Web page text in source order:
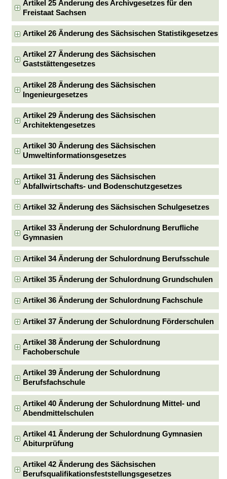
Artikel 25 Änderung des Archivgesetzes für den
Freistaat Sachsen
Artikel 26 Änderung des Sächsischen Statistikgesetzes
Artikel 27 Änderung des Sächsischen
Gaststättengesetzes
Artikel 28 Änderung des Sächsischen
Ingenieurgesetzes
Artikel 29 Änderung des Sächsischen
Architektengesetzes
Artikel 30 Änderung des Sächsischen
Umweltinformationsgesetzes
Artikel 31 Änderung des Sächsischen
Abfallwirtschafts- und Bodenschutzgesetzes
Artikel 32 Änderung des Sächsischen Schulgesetzes
Artikel 33 Änderung der Schulordnung Berufliche
Gymnasien
Artikel 34 Änderung der Schulordnung Berufsschule
Artikel 35 Änderung der Schulordnung Grundschulen
Artikel 36 Änderung der Schulordnung Fachschule
Artikel 37 Änderung der Schulordnung Förderschulen
Artikel 38 Änderung der Schulordnung
Fachoberschule
Artikel 39 Änderung der Schulordnung
Berufsfachschule
Artikel 40 Änderung der Schulordnung Mittel- und
Abendmittelschulen
Artikel 41 Änderung der Schulordnung Gymnasien
Abiturprüfung
Artikel 42 Änderung des Sächsischen
Berufsqualifikationsfeststellungsgesetzes